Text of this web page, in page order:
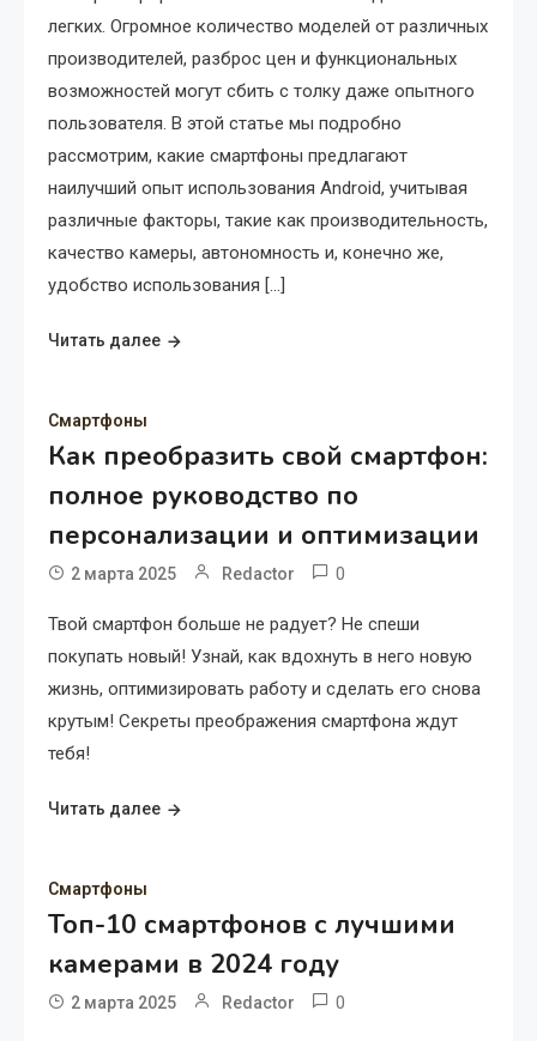
легких. Огромное количество моделей от различных
производителей, разброс цен и функциональных
возможностей могут сбить с толку даже опытного
пользователя. В этой статье мы подробно
рассмотрим, какие смартфоны предлагают
наилучший опыт использования Android, учитывая
различные факторы, такие как производительность,
качество камеры, автономность и, конечно же,
удобство использования […]
Читать далее
Смартфоны
Как преобразить свой смартфон:
полное руководство по
персонализации и оптимизации
2 марта 2025 Redactor 0
Твой смартфон больше не радует? Не спеши
покупать новый! Узнай, как вдохнуть в него новую
жизнь, оптимизировать работу и сделать его снова
крутым! Секреты преображения смартфона ждут
тебя!
Читать далее
Смартфоны
Топ-10 смартфонов с лучшими
камерами в 2024 году
2 марта 2025 Redactor 0